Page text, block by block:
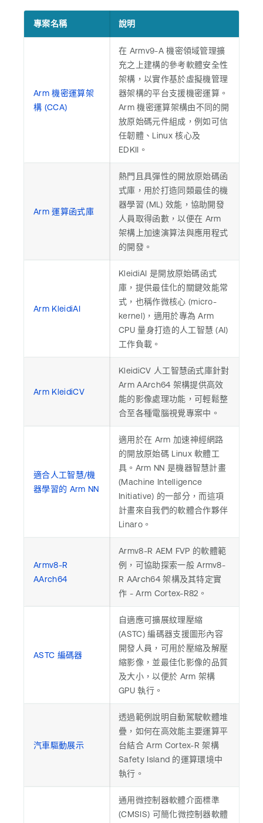
Arm 全球總部
Tel: + 44(1223) 400 400 [main reception]
Fax: + 44(1223) 400 410
專案名稱 說明
Arm 機密運算架
構 (CCA)
在 Armv9-A 機密領域管理擴
充之上建構的參考軟體安全性
架構，以實作基於虛擬機管理
器架構的平台支援機密運算。
Arm 機密運算架構由不同的開
放原始碼元件組成，例如可信
任韌體、Linux 核心及
EDKII。
Arm 運算函式庫
熱門且具彈性的開放原始碼函
式庫，用於打造同類最佳的機
器學習 (ML) 效能，協助開發
人員取得函數，以便在 Arm
架構上加速演算法與應用程式
的開發。
Arm KleidiAI
KleidiAI 是開放原始碼函式
庫，提供最佳化的關鍵效能常
式，也稱作微核心 (micro-
kernel)，適用於專為 Arm
CPU 量身打造的人工智慧 (AI)
工作負載。
Arm KleidiCV
KleidiCV 人工智慧函式庫針對
Arm AArch64 架構提供高效
能的影像處理功能，可輕鬆整
合至各種電腦視覺專案中。
適合人工智慧/機
器學習的 Arm NN
適用於在 Arm 加速神經網路
的開放原始碼 Linux 軟體工
具。Arm NN 是機器智慧計畫
(Machine Intelligence
Initiative) 的一部分，而這項
計畫來自我們的軟體合作夥伴
Linaro。
Armv8-R
AArch64
Armv8-R AEM FVP 的軟體範
例，可協助探索一般 Armv8-
R AArch64 架構及其特定實
作 - Arm Cortex-R82。
ASTC 編碼器
自適應可擴展紋理壓縮
(ASTC) 編碼器支援圖形內容
開發人員，可用於壓縮及解壓
縮影像，並最佳化影像的品質
及大小，以便於 Arm 架構
GPU 執行。
汽車驅動展示
透過範例說明自動駕駛軟體堆
疊，如何在高效能主要運算平
台結合 Arm Cortex-R 架構
Safety Island 的運算環境中
執行。
通用微控制器軟體介面標準
(CMSIS) 可簡化微控制器軟體